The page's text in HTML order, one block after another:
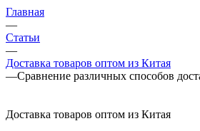
Главная
—
Статьи
—
Доставка товаров оптом из Китая
—Сравнение различных способов
Доставка товаров оптом из Китая